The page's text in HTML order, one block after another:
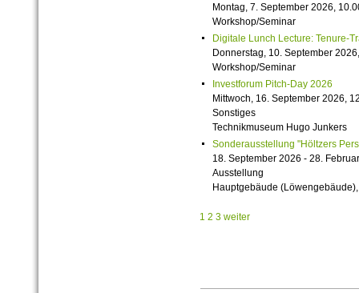
Montag, 7. September 2026,
Workshop/Seminar
Digitale Lunch Lecture: Tenure-
Donnerstag, 10. September
Workshop/Seminar
Investforum Pitch-Day 2026
Mittwoch, 16. September 2026,
Sonstiges
Technikmuseum Hugo Junkers
Sonderausstellung "Höltzers
18. September 2026 - 28.
Ausstellung
Hauptgebäude
1 2 3 weiter